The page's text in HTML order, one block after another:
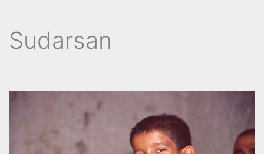
Sudarsan